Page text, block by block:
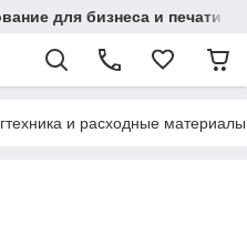
для бизнеса и печати в
и расходные материалы